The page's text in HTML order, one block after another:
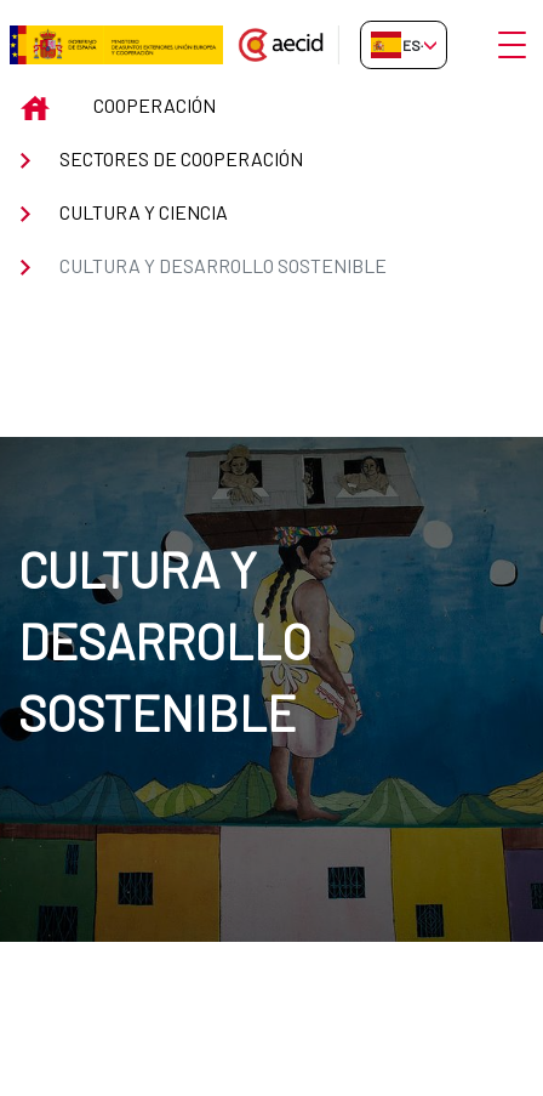
Saltar al contenido principal
Cultura y desarrollo sostenible
ES-ES Abrir
INICIOCOOPERACIÓN
SECTORES DE COOPERACIÓN
CULTURA Y CIENCIA
CULTURA Y DESARROLLO SOSTENIBLE
CULTURA Y
DESARROLLO
SOSTENIBLE